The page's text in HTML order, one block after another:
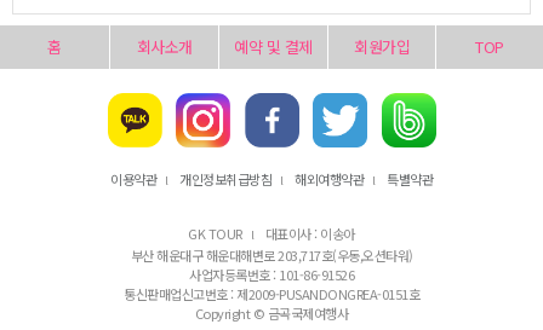
홈 회사소개 예약 및 결제 회원가입 TOP
이용약관 l 개인정보취급방침 l 해외여행약관 l 특별약관
GK TOUR l
대표이사 : 이송아
부산 해운대구 해운대해변로 203,717호(우동,오션타워)
사업자등록번호 : 101-86-91526
통신판매업신고번호 : 제2009-PUSANDONGREA-0151호
Copyright © 금곡국제여행사